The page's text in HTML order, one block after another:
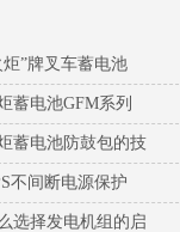
炬”牌叉车蓄电池
蓄电池GFM系列
蓄电池防鼓包的技
不间断电源保护
选择发电机组的启